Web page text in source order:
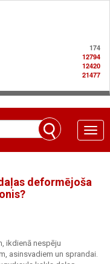
174
12794
12420
21477
Toggle
deformējoša
ikdienā nespēju
asinsvadiem un sprandai.